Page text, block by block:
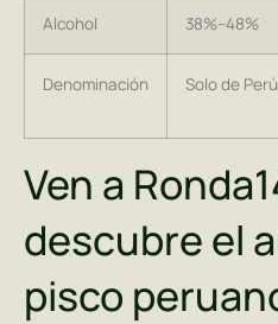
Alcohol 38%–48%
Denominación Solo de Perú
Ven a
descubre el
pisco